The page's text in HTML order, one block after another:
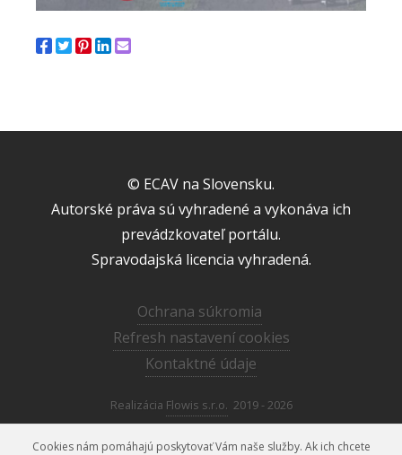
© ECAV na Slovensku.
Autorské práva sú vyhradené a vykonáva ich
prevádzkovateľ portálu.
Spravodajská licencia vyhradená.
Ochrana súkromia
Refresh nastavení cookies
Kontaktné údaje
Realizácia Flowis s.r.o. 2019 - 2026
Cookies nám pomáhajú poskytovať Vám naše služby. Ak ich chcete